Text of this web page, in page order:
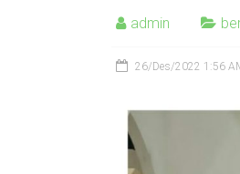
admin
26/Des/2022 1:56